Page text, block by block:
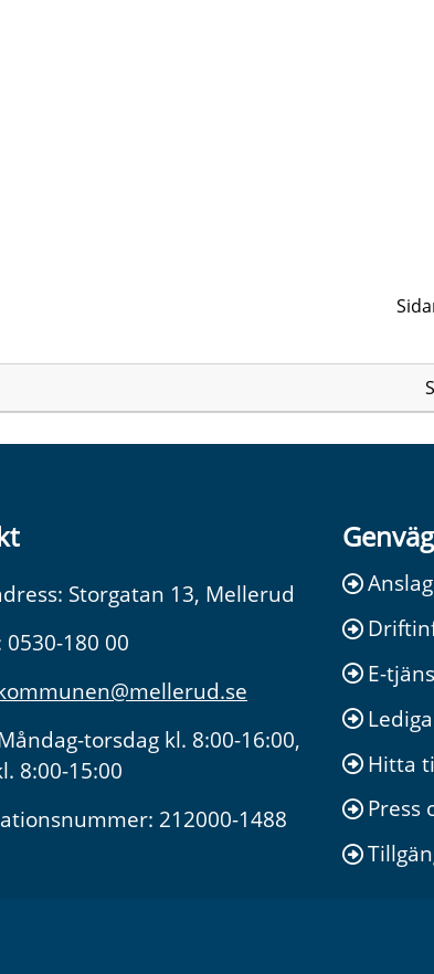
Storgatan 13, Mellerud
180 00
torsdag kl. 8:00-16:00,
8:00-15:00
212000-1488
E-
Hitta
Press